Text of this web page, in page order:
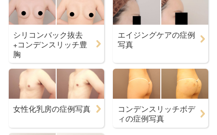
シリコンバック抜去
+コンデンスリッチ豊
胸
エイジングケアの症例
写真
女性化乳房の症例写真
コンデンスリッチボデ
ィの症例写真